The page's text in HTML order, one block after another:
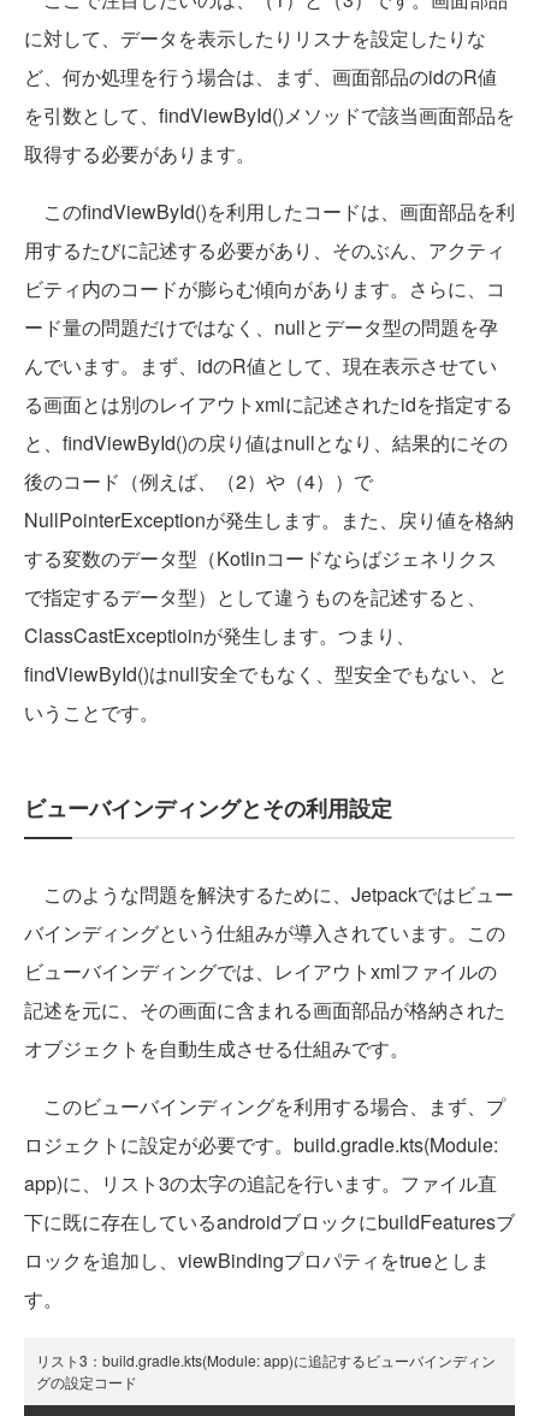
に対して、データを表示したりリスナを設定したりな
ど、何か処理を行う場合は、まず、画面部品のidのR値
を引数として、findViewById()メソッドで該当画面部品を
取得する必要があります。
このfindViewById()を利用したコードは、画面部品を利
用するたびに記述する必要があり、そのぶん、アクティ
ビティ内のコードが膨らむ傾向があります。さらに、コ
ード量の問題だけではなく、nullとデータ型の問題を孕
んでいます。まず、idのR値として、現在表示させてい
る画面とは別のレイアウトxmlに記述されたidを指定する
と、findViewById()の戻り値はnullとなり、結果的にその
後のコード（例えば、（2）や（4））で
NullPointerExceptionが発生します。また、戻り値を格納
する変数のデータ型（Kotlinコードならばジェネリクス
で指定するデータ型）として違うものを記述すると、
ClassCastExceptioinが発生します。つまり、
findViewById()はnull安全でもなく、型安全でもない、と
いうことです。
ビューバインディングとその利用設定
このような問題を解決するために、Jetpackではビュー
バインディングという仕組みが導入されています。この
ビューバインディングでは、レイアウトxmlファイルの
記述を元に、その画面に含まれる画面部品が格納された
オブジェクトを自動生成させる仕組みです。
このビューバインディングを利用する場合、まず、プ
ロジェクトに設定が必要です。build.gradle.kts(Module:
app)に、リスト3の太字の追記を行います。ファイル直
下に既に存在しているandroidブロックにbuildFeaturesブ
ロックを追加し、viewBindingプロパティをtrueとしま
す。
リスト3：build.gradle.kts(Module: app)に追記するビューバインディン
グの設定コード